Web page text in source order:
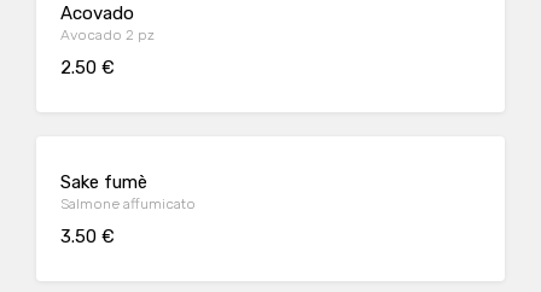
Acovado
Avocado 2 pz
2.50 €
Sake fumè
Salmone affumicato
3.50 €